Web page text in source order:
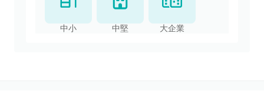
中小 中堅 大企業